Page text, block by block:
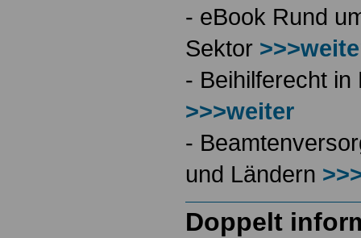
- eBook Rund
Sektor
- Beihilferecht
>>>weiter
-
und Ländern
Doppelt